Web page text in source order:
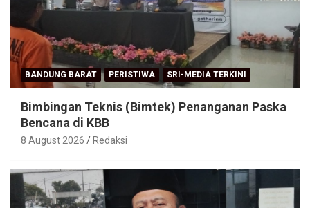
BANDUNG BARAT PERISTIWA SRI-MEDIA TERKINI
Bimbingan Teknis (Bimtek) Penanganan Paska
Bencana di KBB
8 August 2026 Redaksi